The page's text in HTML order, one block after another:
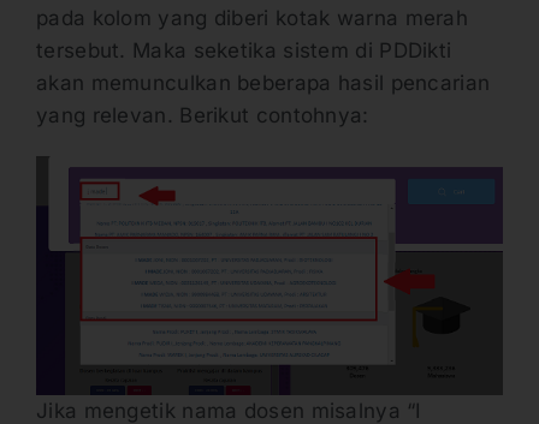
pada kolom yang diberi kotak warna merah
tersebut. Maka seketika sistem di PDDikti
akan memunculkan beberapa hasil pencarian
yang relevan. Berikut contohnya:
Jika mengetik nama dosen misalnya “I